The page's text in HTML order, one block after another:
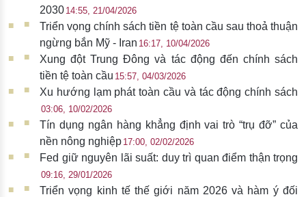
2030 14:55, 21/04/2026
Triển vọng chính sách tiền tệ toàn cầu sau thoả thuận
ngừng bắn Mỹ - Iran 16:17, 10/04/2026
Xung đột Trung Đông và tác động đến chính sách
tiền tệ toàn cầu 15:57, 04/03/2026
Xu hướng lạm phát toàn cầu và tác động chính sách
03:06, 10/02/2026
Tín dụng ngân hàng khẳng định vai trò “trụ đỡ” của
nền nông nghiệp 17:00, 02/02/2026
Fed giữ nguyên lãi suất: duy trì quan điểm thận trọng
09:16, 29/01/2026
Triển vọng kinh tế thế giới năm 2026 và hàm ý đối